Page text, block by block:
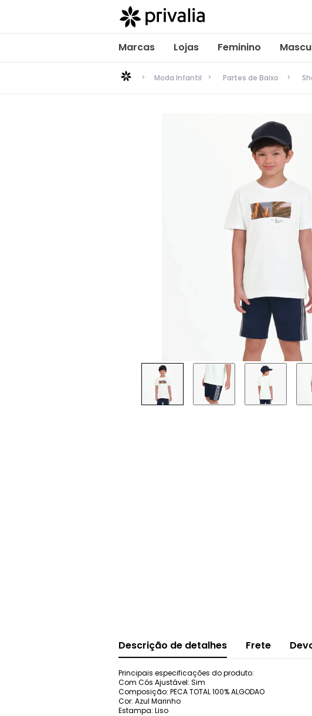
Marcas Lojas Feminino
Moda Infantil Partes de Baixo
Descrição de detalhes Frete
Principais especificações do produto:
Com Cós Ajustável: Sim
Composição: PECA TOTAL 100% ALGODAO
Cor: Azul Marinho
Estampa: Liso